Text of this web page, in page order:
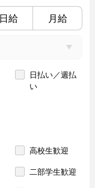
日給 月給
日払い／週払
い
高校生歓迎
二部学生歓迎